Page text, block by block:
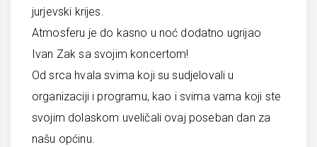
jurjevski krijes.
Atmosferu je do kasno u noć dodatno ugrijao
Ivan Zak sa svojim koncertom!
Od srca hvala svima koji su sudjelovali u
organizaciji i programu, kao i svima vama koji ste
svojim dolaskom uveličali ovaj poseban dan za
našu općinu.